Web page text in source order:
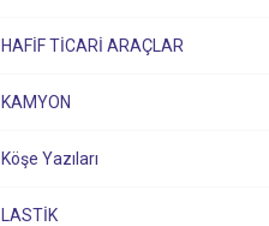
HAFİF TİCARİ ARAÇLAR
KAMYON
Köşe Yazıları
LASTİK